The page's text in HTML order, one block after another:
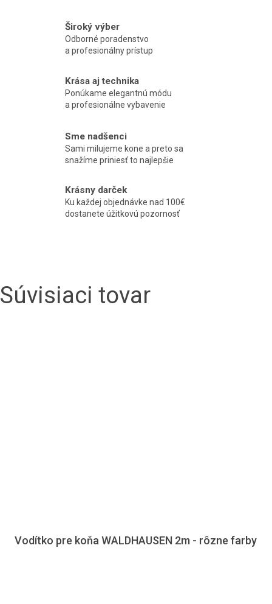
Široký výber
Odborné poradenstvo
a profesionálny prístup
Krása aj technika
Ponúkame elegantnú módu
a profesionálne vybavenie
Sme nadšenci
Sami milujeme kone a preto sa
snažíme priniesť to najlepšie
Krásny darček
Ku každej objednávke nad 100€
dostanete úžitkovú pozornosť
Súvisiaci tovar
Vodítko pre koňa WALDHAUSEN 2m - rôzne farby